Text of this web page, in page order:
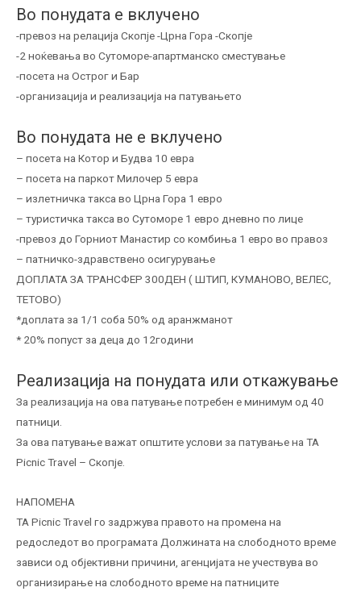
Во понудата е вклучено
-превоз на релација Скопје -Црна Гора -Скопје
-2 ноќевања во Сутоморе-апартманско сместување
-посета на Острог и Бар
-организација и реализација на патувањето
Во понудата не е вклучено
– посета на Котор и Будва 10 евра
– посета на паркот Милочер 5 евра
– излетничка такса во Црна Гора 1 евро
– туристичка такса во Сутоморе 1 евро дневно по лице
-превоз до Горниот Манастир со комбиња 1 евро во правоз
– патничко-здравствено осигурување
ДОПЛАТА ЗА ТРАНСФЕР 300ДЕН ( ШТИП, КУМАНОВО, ВЕЛЕС,
ТЕТОВО)
*доплата за 1/1 соба 50% од аранжманот
* 20% попуст за деца до 12години
Реализација на понудата или откажување
За реализација на ова патување потребен е минимум од 40
патници.
За ова патување важат општите услови за патување на ТА
Picnic Travel – Скопје.
НАПОМЕНА
ТА Picnic Travel го задржува правото на промена на
редоследот во програмата Должината на слободното време
зависи од објективни причини, агенцијата не учествува во
организирање на слободното време на патниците